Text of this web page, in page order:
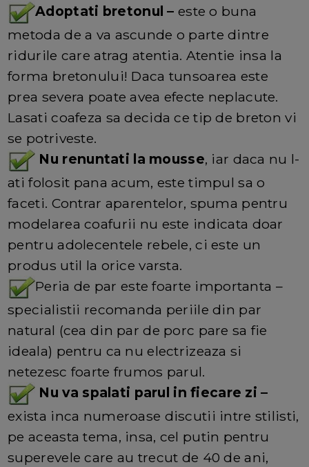
Adoptati bretonul – este o buna
metoda de a va ascunde o parte dintre
ridurile care atrag atentia. Atentie insa la
forma bretonului! Daca tunsoarea este
prea severa poate avea efecte neplacute.
Lasati coafeza sa decida ce tip de breton vi
se potriveste.
Nu renuntati la mousse, iar daca nu l-
ati folosit pana acum, este timpul sa o
faceti. Contrar aparentelor, spuma pentru
modelarea coafurii nu este indicata doar
pentru adolecentele rebele, ci este un
produs util la orice varsta.
Peria de par este foarte importanta –
specialistii recomanda periile din par
natural (cea din par de porc pare sa fie
ideala) pentru ca nu electrizeaza si
netezesc foarte frumos parul.
Nu va spalati parul in fiecare zi –
exista inca numeroase discutii intre stilisti,
pe aceasta tema, insa, cel putin pentru
superevele care au trecut de 40 de ani,